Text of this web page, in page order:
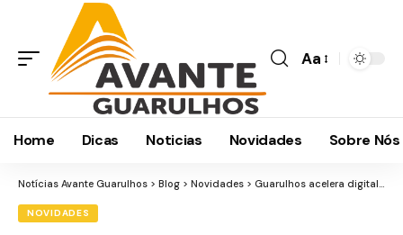
Aa
Home Dicas Noticias Novidades Sobre Nós
Notícias Avante Guarulhos > Blog > Novidades > Guarulhos acelera digitalização de serviços públicos e transforma experiência no aeroporto e na mobilidade urbana
NOVIDADES